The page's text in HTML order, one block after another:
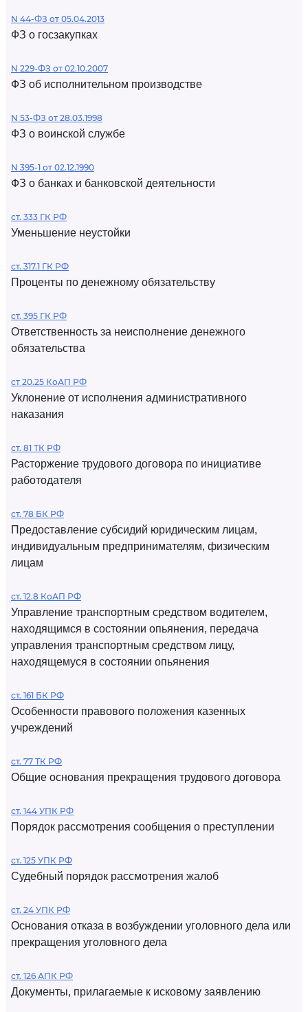
N 44-ФЗ от 05.04.2013
ФЗ о госзакупках
N 229-ФЗ от 02.10.2007
ФЗ об исполнительном производстве
N 53-ФЗ от 28.03.1998
ФЗ о воинской службе
N 395-1 от 02.12.1990
ФЗ о банках и банковской деятельности
ст. 333 ГК РФ
Уменьшение неустойки
ст. 317.1 ГК РФ
Проценты по денежному обязательству
ст. 395 ГК РФ
Ответственность за неисполнение денежного
обязательства
ст 20.25 КоАП РФ
Уклонение от исполнения административного
наказания
ст. 81 ТК РФ
Расторжение трудового договора по инициативе
работодателя
ст. 78 БК РФ
Предоставление субсидий юридическим лицам,
индивидуальным предпринимателям, физическим
лицам
ст. 12.8 КоАП РФ
Управление транспортным средством водителем,
находящимся в состоянии опьянения, передача
управления транспортным средством лицу,
находящемуся в состоянии опьянения
ст. 161 БК РФ
Особенности правового положения казенных
учреждений
ст. 77 ТК РФ
Общие основания прекращения трудового договора
ст. 144 УПК РФ
Порядок рассмотрения сообщения о преступлении
ст. 125 УПК РФ
Судебный порядок рассмотрения жалоб
ст. 24 УПК РФ
Основания отказа в возбуждении уголовного дела или
прекращения уголовного дела
ст. 126 АПК РФ
Документы, прилагаемые к исковому заявлению